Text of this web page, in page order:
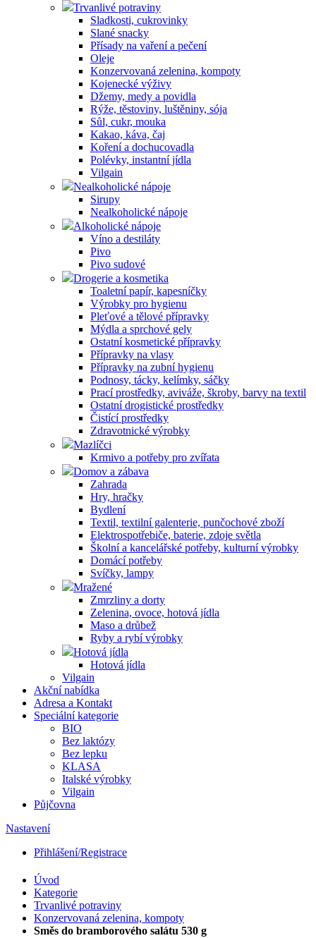
Trvanlivé potraviny
Sladkosti, cukrovinky
Slané snacky
Přísady na vaření a pečení
Oleje
Konzervovaná zelenina, kompoty
Kojenecké výživy
Džemy, medy a povidla
Rýže, těstoviny, luštěniny, sója
Sůl, cukr, mouka
Kakao, káva, čaj
Koření a dochucovadla
Polévky, instantní jídla
Vilgain
Nealkoholické nápoje
Sirupy
Nealkoholické nápoje
Alkoholické nápoje
Víno a destiláty
Pivo
Pivo sudové
Drogerie a kosmetika
Toaletní papír, kapesníčky
Výrobky pro hygienu
Pleťové a tělové přípravky
Mýdla a sprchové gely
Ostatní kosmetické přípravky
Přípravky na vlasy
Přípravky na zubní hygienu
Podnosy, tácky, kelímky, sáčky
Prací prostředky, aviváže, škroby, barvy na textil
Ostatní drogistické prostředky
Čistící prostředky
Zdravotnické výrobky
Mazlíčci
Krmivo a potřeby pro zvířata
Domov a zábava
Zahrada
Hry, hračky
Bydlení
Textil, textilní galenterie, punčochové zboží
Elektrospotřebiče, baterie, zdoje světla
Školní a kancelářské potřeby, kulturní výrobky
Domácí potřeby
Svíčky, lampy
Mražené
Zmrzliny a dorty
Zelenina, ovoce, hotová jídla
Maso a drůbež
Ryby a rybí výrobky
Hotová jídla
Hotová jídla
Vilgain
Akční nabídka
Adresa a Kontakt
Speciální kategorie
BIO
Bez laktózy
Bez lepku
KLASA
Italské výrobky
Vilgain
Půjčovna
Nastavení
Přihlášení/Registrace
Úvod
Kategorie
Trvanlivé potraviny
Konzervovaná zelenina, kompoty
Směs do bramborového salátu 530 g